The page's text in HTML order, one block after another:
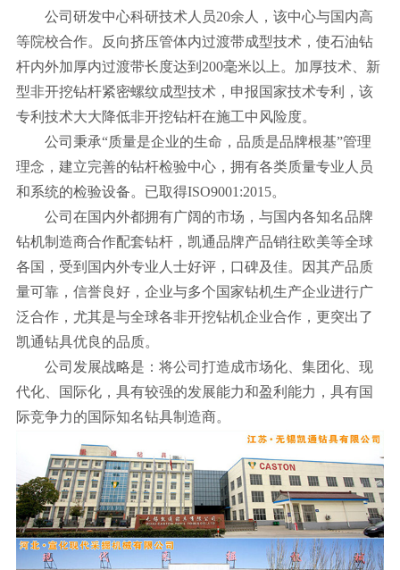
公司研发中心科研技术人员20余人，该中心与国内高
等院校合作。反向挤压管体内过渡带成型技术，使石油钻
杆内外加厚内过渡带长度达到200毫米以上。加厚技术、新
型非开挖钻杆紧密螺纹成型技术，申报国家技术专利，该
专利技术大大降低非开挖钻杆在施工中风险度。
公司秉承“质量是企业的生命，品质是品牌根基”管理
理念，建立完善的钻杆检验中心，拥有各类质量专业人员
和系统的检验设备。已取得ISO9001:2015。
公司在国内外都拥有广阔的市场，与国内各知名品牌
钻机制造商合作配套钻杆，凯通品牌产品销往欧美等全球
各国，受到国内外专业人士好评，口碑及佳。因其产品质
量可靠，信誉良好，企业与多个国家钻机生产企业进行广
泛合作，尤其是与全球各非开挖钻机企业合作，更突出了
凯通钻具优良的品质。
公司发展战略是：将公司打造成市场化、集团化、现
代化、国际化，具有较强的发展能力和盈利能力，具有国
际竞争力的国际知名钻具制造商。